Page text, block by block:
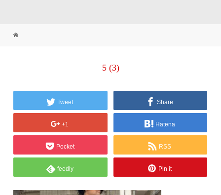
5 (3)
Tweet Share
+1 Hatena
Pocket RSS
feedly Pin it